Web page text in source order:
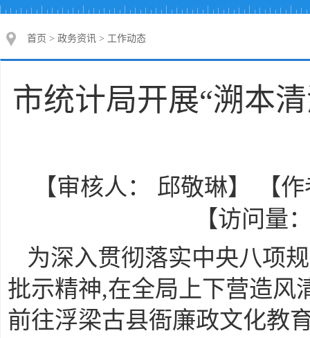
首页 > 政务资讯 > 工作动态
市统计局开展“溯本
【审核人： 邱敬琳】 【
【访问量
为深入贯彻落实中央八项
批示精神,在全局上下营造风
前往浮梁古县衙廉政文化教